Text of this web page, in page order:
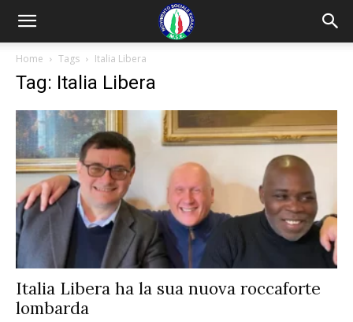
Home Tags Italia Libera
Tag: Italia Libera
Italia Libera ha la sua nuova roccaforte
lombarda